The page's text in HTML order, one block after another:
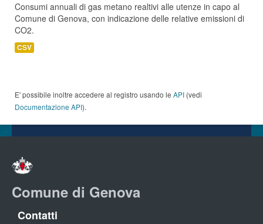
Consumi annuali di gas metano realtivi alle utenze in capo al
Comune di Genova, con indicazione delle relative emissioni di
CO2.
CSV
E' possibile inoltre accedere al registro usando le API (vedi
Documentazione API).
Comune di Genova
Contatti